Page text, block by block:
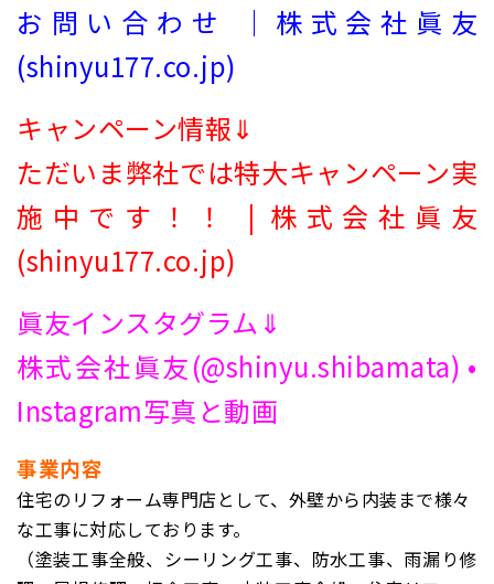
お問い合わせ ｜株式会社眞友
(shinyu177.co.jp)
キャンペーン情報⇓
ただいま弊社では特大キャンペーン実
施中です！！ | 株式会社眞友
(shinyu177.co.jp)
眞友インスタグラム⇓
株式会社眞友(@shinyu.shibamata) •
Instagram写真と動画
事業内容
住宅のリフォーム専門店として、外壁から内装まで様々
な工事に対応しております。
（塗装工事全般、シーリング工事、防水工事、雨漏り修